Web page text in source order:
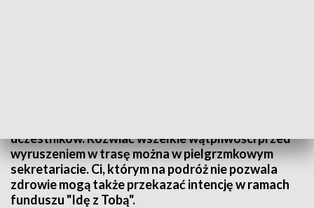
uczestników. Rozwiać wszelkie wątpliwości przed
wyruszeniem w trasę można w pielgrzmkowym
sekretariacie. Ci, którym na podróż nie pozwala
zdrowie mogą także przekazać intencję w ramach
funduszu "Idę z Tobą".